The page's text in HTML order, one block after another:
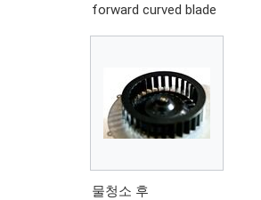
forward curved blade
물청소 후